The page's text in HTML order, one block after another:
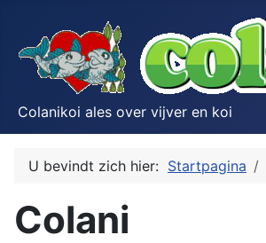
Colanikoi ales over vijver en koi
U bevindt zich hier: Startpagina
Colani